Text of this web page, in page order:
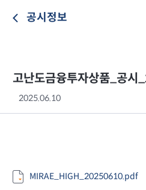
공시정보
고난도금융투자상품_공
2025.06.10
MIRAE_HIGH_20250610.pdf